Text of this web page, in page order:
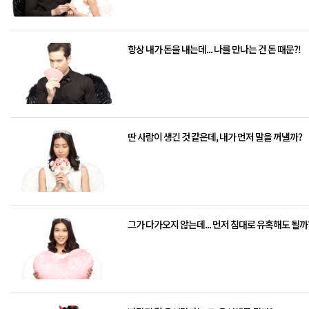
항상 내가 돈을 내는데... 나를 만나는 건 돈 때문?!
딴 사람이 생긴 것 같은데, 내가 먼저 말을 꺼낼까?
그가 다가오지 않는데... 먼저 침대로 유혹해도 될